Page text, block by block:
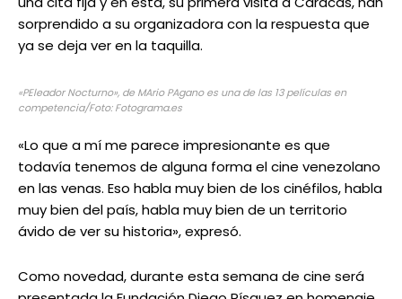
sorprendido a su organizadora con la respuesta que
ya se deja ver en la taquilla.
«PEleador Nocturno», de MArio PAgano es una de las 13 películas en
competencia/Foto: Fotograma.es
«Lo que a mí me parece impresionante es que
todavía tenemos de alguna forma el cine venezolano
en las venas. Eso habla muy bien de los cinéfilos, habla
muy bien del país, habla muy bien de un territorio
ávido de ver su historia», expresó.
Como novedad, durante esta semana de cine será